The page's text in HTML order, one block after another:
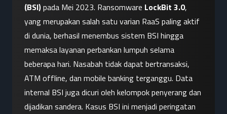
(BSI) pada Mei 2023. Ransomware LockBit 3.0,
yang merupakan salah satu varian RaaS paling aktif
di dunia, berhasil menembus sistem BSI hingga
memaksa layanan perbankan lumpuh selama
beberapa hari. Nasabah tidak dapat bertransaksi,
ATM offline, dan mobile banking terganggu. Data
internal BSI juga dicuri oleh kelompok penyerang dan
dijadikan sandera. Kasus BSI ini menjadi peringatan